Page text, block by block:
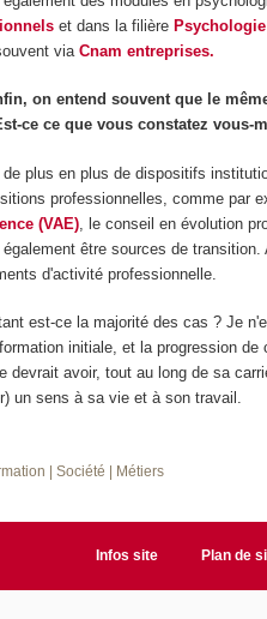
et dans la filière
viaCnam entreprises.
on entend souvent que le
ce ce que vous constatez vous-
de plus en plus de dispositifs
professionnelles, comme par
(VAE) , le conseil en évolution
être sources de
d'activité professionnelle.
est-ce la majorité des cas ? Je
initiale, et la progression de
devrait avoir, tout au long de sa
un sens à sa vie et à son travail.
| Société | Métiers
Infos site Plan de